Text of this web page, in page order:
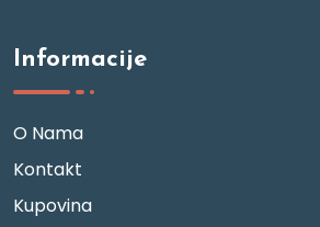
Informacije
O Nama
Kontakt
Kupovina